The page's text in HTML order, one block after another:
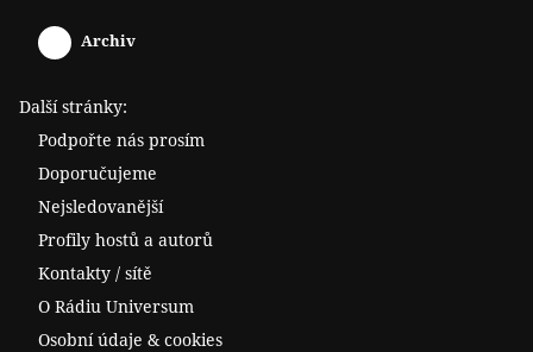
Archiv
Další stránky:
Podpořte nás prosím
Doporučujeme
Nejsledovanější
Profily hostů a autorů
Kontakty / sítě
O Rádiu Universum
Osobní údaje & cookies